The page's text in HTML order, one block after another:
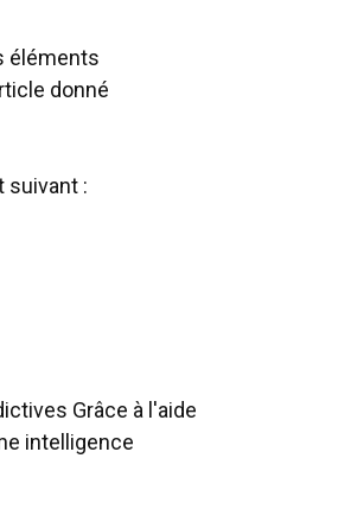
éléments
donné
suivant :
Grâce à l'aide
intelligence